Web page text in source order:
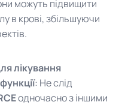
можуть підвищити
в крові, збільшуючи
лікування
: Не слід
одночасно з іншими